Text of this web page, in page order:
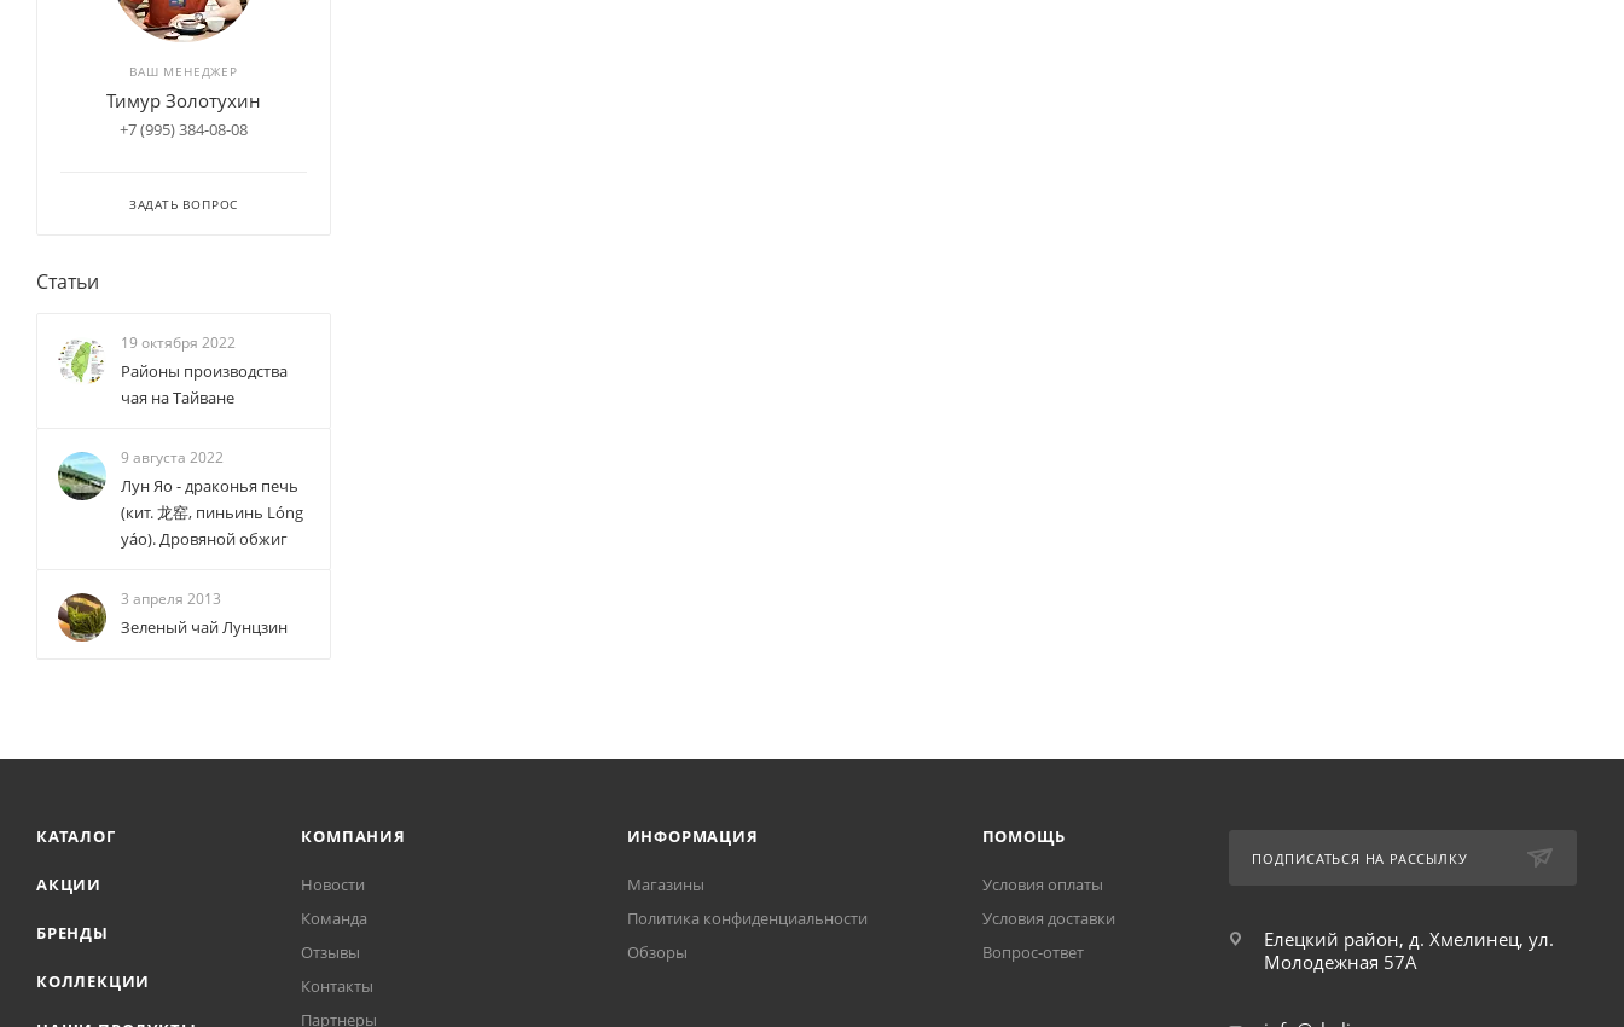
ВАШ МЕНЕДЖЕР
Тимур Золотухин
+7 (995) 384-08-08
ЗАДАТЬ ВОПРОС
Статьи
19 октября 2022
Районы производства
чая на Тайване
9 августа 2022
Лун Яо - драконья печь
(кит. 龙窑, пиньинь Lóng
yáo). Дровяной обжиг
3 апреля 2013
Зеленый чай Лунцзин
КАТАЛОГ
АКЦИИ
БРЕНДЫ
КОЛЛЕКЦИИ
КОМПАНИЯ
Новости
Команда
Отзывы
Контакты
Партнеры
ИНФОРМАЦИЯ
Магазины
Политика конфиденциальности
Обзоры
ПОМОЩЬ
Условия оплаты
Условия доставки
Вопрос-ответ
ПОДПИСАТЬСЯ НА РАССЫЛКУ
Елецкий район, д. Хмелинец, ул.
Молодежная 57А